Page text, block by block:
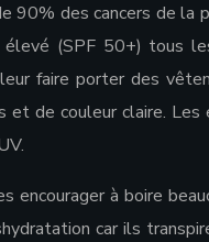
90% des cancers de la
(SPF 50+) tous
faire porter des
et de couleur claire.
encourager à boire
car ils